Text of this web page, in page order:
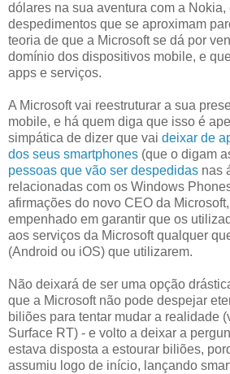
dólares na sua aventura com a
despedimentos que se aproximam
teoria de que a Microsoft se dá por
domínio dos dispositivos mobile, e
apps e serviços.
A Microsoft vai reestruturar a sua
mobile, e há quem diga que isso é
simpática de dizer que vai deixar de
dos seus smartphones (que o digam
pessoas que vão ser despedidas nas
relacionadas com os Windows
afirmações do novo CEO da
empenhado em garantir que os
aos serviços da Microsoft qualquer
(Android ou iOS) que utilizarem.
Não deixará de ser uma opção
que a Microsoft não pode despejar
biliões para tentar mudar a realidade
Surface RT) - e volto a deixar a
estava disposta a estourar biliões,
assumiu logo de início, lançando